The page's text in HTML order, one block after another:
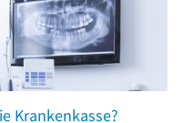
Krankenkasse?